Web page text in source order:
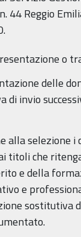
44 Reggio
o
delle
invio
alla selezione
titoli che
e della
e
sostitutiva